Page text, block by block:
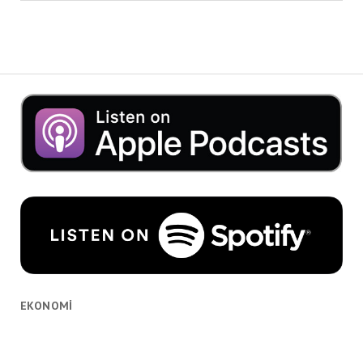
EKONOMI